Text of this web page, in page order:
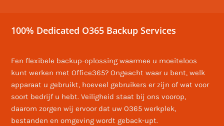
100% Dedicated O365 Backup Services
Een flexibele backup-oplossing waarmee u moeiteloos
kunt werken met Office365? Ongeacht waar u bent, welk
apparaat u gebruikt, hoeveel gebruikers er zijn of wat voor
soort bedrijf u hebt. Veiligheid staat bij ons voorop,
daarom zorgen wij ervoor dat uw O365 werkplek,
bestanden en omgeving wordt geback-upt.